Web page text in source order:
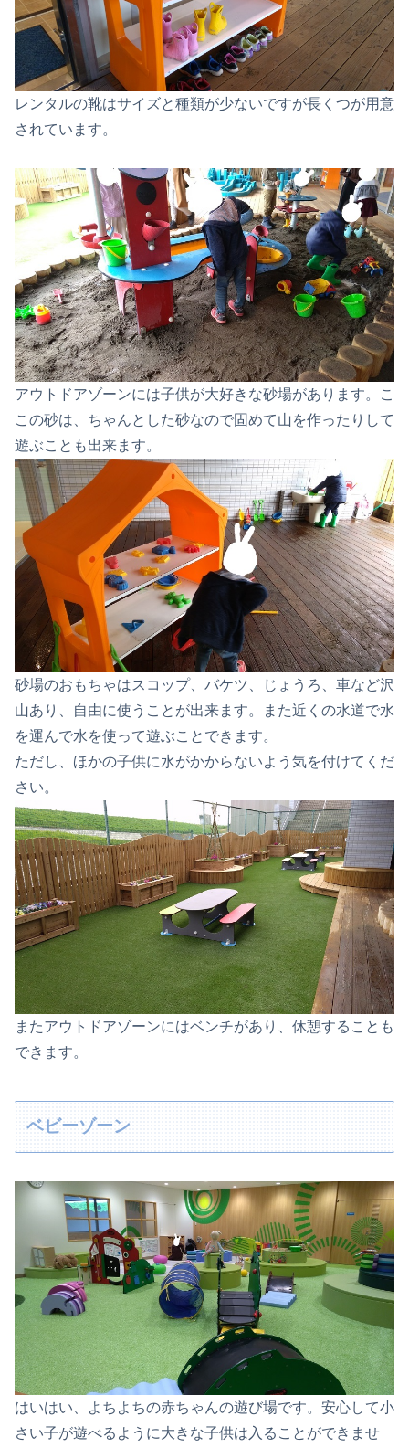
レンタルの靴はサイズと種類が少ないですが長くつが用意
されています。
アウトドアゾーンには子供が大好きな砂場があります。こ
この砂は、ちゃんとした砂なので固めて山を作ったりして
遊ぶことも出来ます。
砂場のおもちゃはスコップ、バケツ、じょうろ、車など沢
山あり、自由に使うことが出来ます。また近くの水道で水
を運んで水を使って遊ぶことできます。
ただし、ほかの子供に水がかからないよう気を付けてくだ
さい。
またアウトドアゾーンにはベンチがあり、休憩することも
できます。
ベビーゾーン
はいはい、よちよちの赤ちゃんの遊び場です。安心して小
さい子が遊べるように大きな子供は入ることができませ